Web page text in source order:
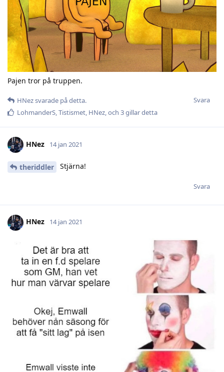
Pajen tror på truppen.
Svara
HNezsvarade på detta.
LohmanderS,Tistismet, HNez, och 3gillar detta
HNez 14 jan 2021
theriddler Stjärna!
Svara
HNez 14 jan 2021